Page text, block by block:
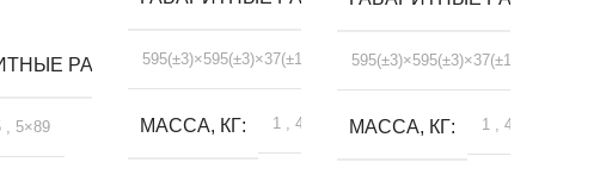
РАЗМЕРЫ, ММ
5×89
595(±3)×595(±3)×37(±1)
МАССА, КГ 1 ,4
595(±3)×595(±3)×37(±1)
МАССА, КГ 1 ,4